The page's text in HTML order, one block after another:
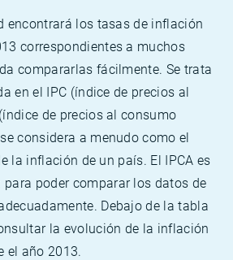
encontrará los tasas de inflación
correspondientes a muchos
compararlas fácilmente. Se trata
en el IPC (índice de precios al
de precios al consumo
considera a menudo como el
la inflación de un país. El IPCA es
para poder comparar los datos de
Debajo de la tabla
la evolución de la inflación
el año 2013.